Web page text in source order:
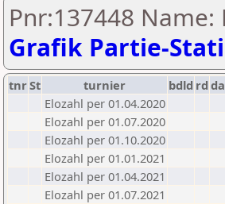
Pnr:137448
Grafik Partie-
tnrSt turnier bdld rd
Elozahl per 01.04.2020
Elozahl per 01.07.2020
Elozahl per 01.10.2020
Elozahl per 01.01.2021
Elozahl per 01.04.2021
Elozahl per 01.07.2021